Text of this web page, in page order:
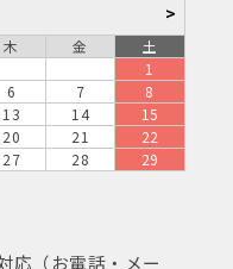
>
木 金
土
1
6 7
8
13 14
15
20 21
22
27 28
29
応（お電話・メー